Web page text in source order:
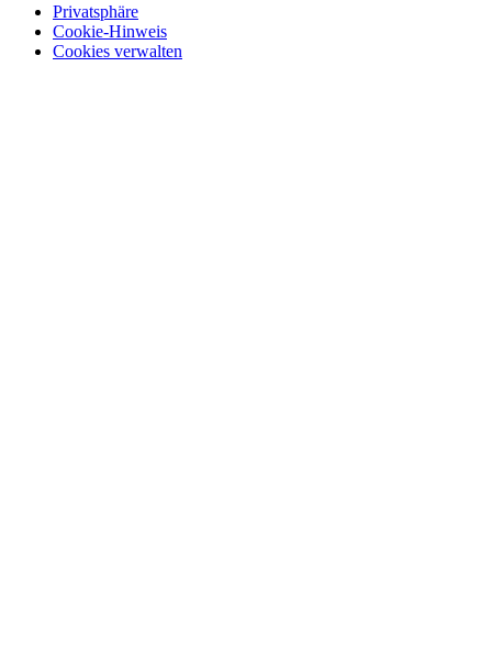
Privatsphäre
Cookie-Hinweis
Cookies verwalten